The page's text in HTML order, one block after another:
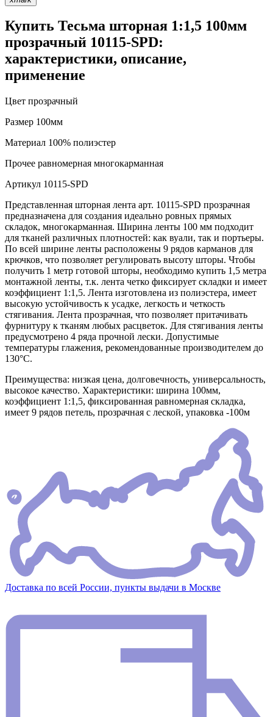
Купить Тесьма шторная 1:1,5 100мм
прозрачный 10115-SPD:
характеристики, описание,
применение
Цвет прозрачный
Размер 100мм
Материал 100% полиэстер
Прочее равномерная многокарманная
Артикул 10115-SPD
Представленная шторная лента арт. 10115-SPD прозрачная
предназначена для создания идеально ровных прямых
складок, многокарманная. Ширина ленты 100 мм подходит
для тканей различных плотностей: как вуали, так и портьеры.
По всей ширине ленты расположены 9 рядов карманов для
крючков, что позволяет регулировать высоту шторы. Чтобы
получить 1 метр готовой шторы, необходимо купить 1,5 метра
монтажной ленты, т.к. лента четко фиксирует складки и имеет
коэффициент 1:1,5. Лента изготовлена из полиэстера, имеет
высокую устойчивость к усадке, легкость и четкость
стягивания. Лента прозрачная, что позволяет притачивать
фурнитуру к тканям любых расцветок. Для стягивания ленты
предусмотрено 4 ряда прочной лески. Допустимые
температуры глажения, рекомендованные производителем до
130°C.
Преимущества: низкая цена, долговечность, универсальность,
высокое качество. Характеристики: ширина 100мм,
коэффициент 1:1,5, фиксированная равномерная складка,
имеет 9 рядов петель, прозрачная с леской, упаковка -100м
Доставка по всей России, пункты выдачи в Москве